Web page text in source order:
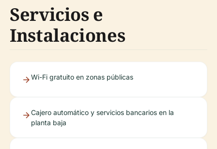
Servicios e
Instalaciones
Wi-Fi gratuito en zonas públicas
Cajero automático y servicios bancarios en la
planta baja